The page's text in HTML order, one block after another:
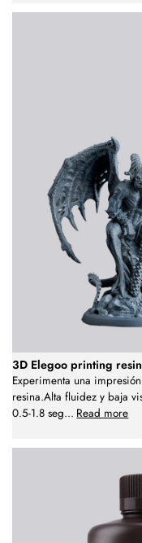
3D Elegoo printing
Experimenta una
resina.Alta fluidez y baja
0.5-1.8 seg... Read more